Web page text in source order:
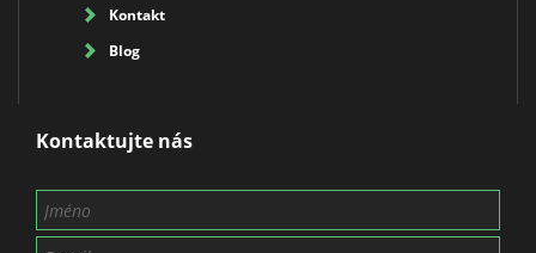
Kontakt
Blog
Kontaktujte nás